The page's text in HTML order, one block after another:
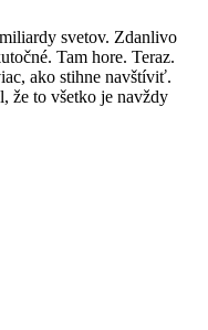
svetov. Zdanlivo
Tam hore. Teraz.
ako stihne navštíviť.
že to všetko je navždy